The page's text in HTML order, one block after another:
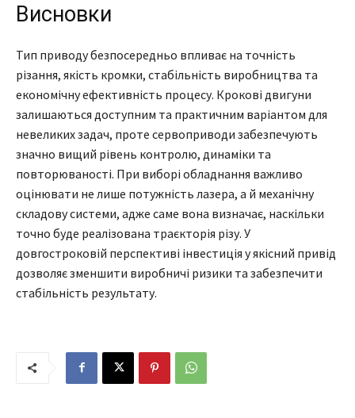
Висновки
Тип приводу безпосередньо впливає на точність
різання, якість кромки, стабільність виробництва та
економічну ефективність процесу. Крокові двигуни
залишаються доступним та практичним варіантом для
невеликих задач, проте сервоприводи забезпечують
значно вищий рівень контролю, динаміки та
повторюваності. При виборі обладнання важливо
оцінювати не лише потужність лазера, а й механічну
складову системи, адже саме вона визначає, наскільки
точно буде реалізована траєкторія різу. У
довгостроковій перспективі інвестиція у якісний привід
дозволяє зменшити виробничі ризики та забезпечити
стабільність результату.